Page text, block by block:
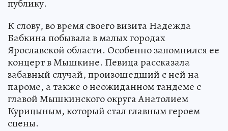
публику.
К слову, во время своего визита Надежда
Бабкина побывала в малых городах
Ярославской области. Особенно запомнился ее
концерт в Мышкине. Певица рассказала
забавный случай, произошедший с ней на
пароме, а также о неожиданном тандеме с
главой Мышкинского округа Анатолием
Курицыным, который стал главным героем
сцены.